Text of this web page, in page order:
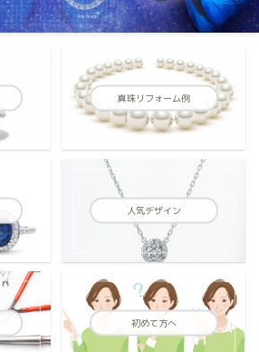
真珠リフォーム例
人気デザイン
初めて方へ